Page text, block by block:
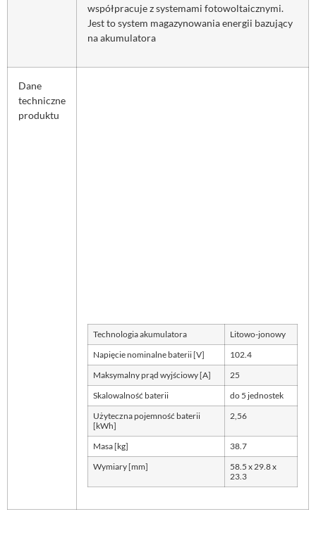
współpracuje z systemami fotowoltaicznymi.
Jest to system magazynowania energii bazujący
na akumulatora
Dane
techniczne
produktu
Technologia akumulatora Litowo-jonowy
Napięcie nominalne baterii [V] 102.4
Maksymalny prąd wyjściowy [A] 25
Skalowalność baterii do 5 jednostek
Użyteczna pojemność baterii
[kWh]
2,56
Masa [kg] 38.7
Wymiary [mm]
58.5 x 29.8 x
23.3